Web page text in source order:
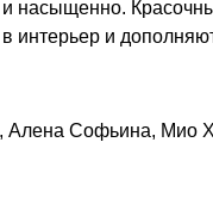
насыщенно.
интерьер и
Алена Софьина, Мио